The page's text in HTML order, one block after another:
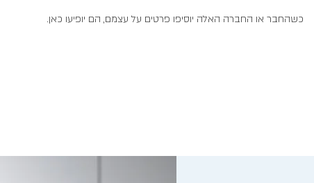
כשהחבר או החברה האלה יוסיפו פרטים על עצמם, הם יופיעו כאן.